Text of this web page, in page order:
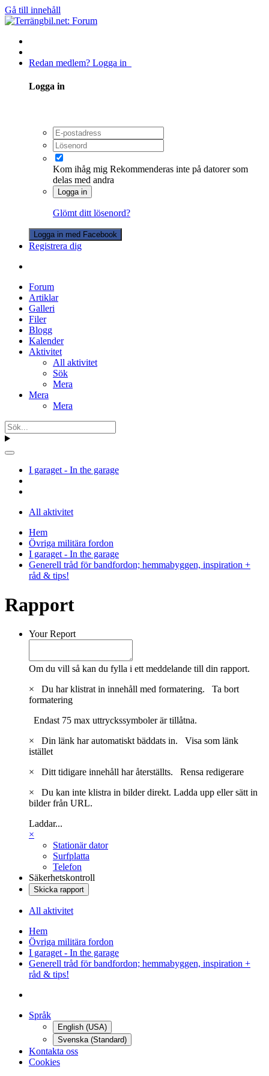
Gå till innehåll
Redan medlem? Logga in
Logga in
Kom ihåg mig Rekommenderas inte på datorer som
delas med andra
Logga in
Glömt ditt lösenord?
Logga in med Facebook
Registrera dig
Forum
Artiklar
Galleri
Filer
Blogg
Kalender
Aktivitet
All aktivitet
Sök
Mera
Mera
Mera
I garaget - In the garage
All aktivitet
Hem
Övriga militära fordon
I garaget - In the garage
Generell tråd för bandfordon; hemmabyggen, inspiration +
råd & tips!
Rapport
Your Report
Om du vill så kan du fylla i ett meddelande till din rapport.
×
Du har klistrat in innehåll med formatering. Ta bort
formatering
Endast 75 max uttryckssymboler är tillåtna.
×
Din länk har automatiskt bäddats in. Visa som länk
istället
×
Ditt tidigare innehåll har återställts. Rensa redigerare
×
Du kan inte klistra in bilder direkt. Ladda upp eller sätt in
bilder från URL.
Laddar...
×
Stationär dator
Surfplatta
Telefon
Säkerhetskontroll
Skicka rapport
All aktivitet
Hem
Övriga militära fordon
I garaget - In the garage
Generell tråd för bandfordon; hemmabyggen, inspiration +
råd & tips!
Språk
English (USA)
Svenska (Standard)
Kontakta oss
Cookies